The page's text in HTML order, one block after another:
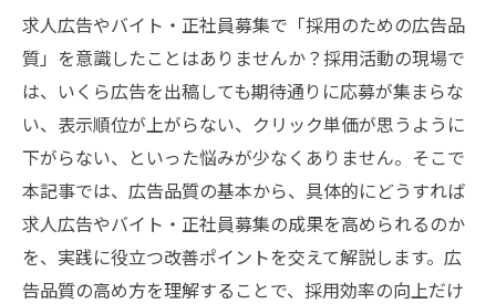
求人広告やバイト・正社員募集で「採用のための広告品
質」を意識したことはありませんか？採用活動の現場で
は、いくら広告を出稿しても期待通りに応募が集まらな
い、表示順位が上がらない、クリック単価が思うように
下がらない、といった悩みが少なくありません。そこで
本記事では、広告品質の基本から、具体的にどうすれば
求人広告やバイト・正社員募集の成果を高められるのか
を、実践に役立つ改善ポイントを交えて解説します。広
告品質の高め方を理解することで、採用効率の向上だけ